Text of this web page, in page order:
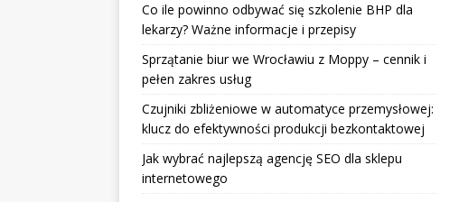
Co ile powinno odbywać się szkolenie BHP dla
lekarzy? Ważne informacje i przepisy
Sprzątanie biur we Wrocławiu z Moppy – cennik i
pełen zakres usług
Czujniki zbliżeniowe w automatyce przemysłowej:
klucz do efektywności produkcji bezkontaktowej
Jak wybrać najlepszą agencję SEO dla sklepu
internetowego